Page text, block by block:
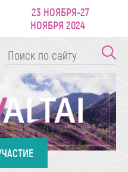
23 НОЯБРЯ-27
НОЯБРЯ 2024